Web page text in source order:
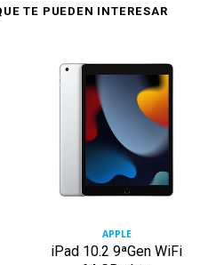
TE PUEDEN INTERESAR
APPLE
iPad 10.2 9ªGen WiFi